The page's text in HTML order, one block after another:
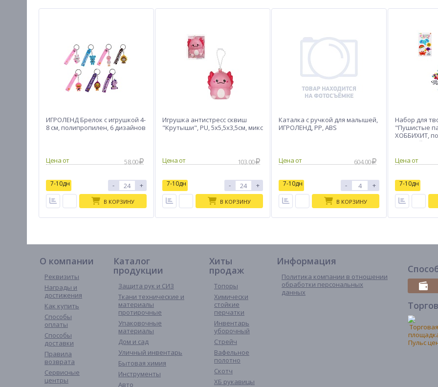
ИГРОЛЕНД Брелок с игрушкой 4-
8 см, полипропилен, 6 дизайнов
58.00
7-10дн - +
В КОРЗИНУ
Игрушка антистресс сквиш
"Крутыши", PU, 5х5,5х3,5см, микс
103.00
7-10дн - +
В КОРЗИНУ
Каталка с ручкой для малышей,
ИГРОЛЕНД, PP, ABS
604.00
7-10дн - +
В КОРЗИНУ
Набор для
"Пушистые
ХОББИХИТ,
pvc, клей
7-10дн
О компании
Реквизиты
Награды и
достижения
Как купить
Способы
оплаты
Способы
доставки
Правила
возврата
Сервисные
центры
Каталог
продукции
Защита рук и СИЗ
Ткани технические и
материалы
протирочные
Упаковочные
материалы
Дом и сад
Уличный инвентарь
Бытовая химия
Инструменты
Авто
Хиты
продаж
Топоры
Химически
стойкие
перчатки
Инвентарь
уборочный
Стрейч
Вафельное
полотно
Скотч
ХБ рукавицы
Информация
Политика компании в отношении
обработки персональных
данных